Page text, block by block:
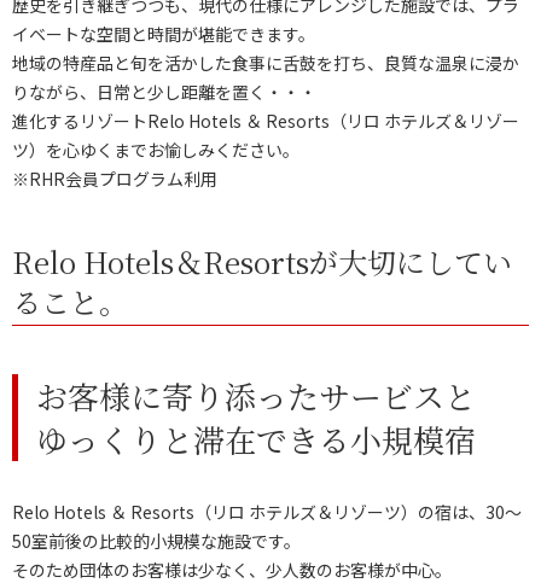
イベートな空間と時間が堪能できます。
地域の特産品と旬を活かした食事に舌鼓を打ち、良質な温泉に浸か
りながら、日常と少し距離を置く・・・
進化するリゾートRelo Hotels ＆ Resorts（リロ ホテルズ＆リゾー
ツ）を心ゆくまでお愉しみください。
※RHR会員プログラム利用
Relo Hotels＆Resortsが大切にしてい
ること。
お客様に寄り添ったサービスと
ゆっくりと滞在できる小規模宿
Relo Hotels ＆ Resorts（リロ ホテルズ＆リゾーツ）の宿は、30〜
50室前後の比較的小規模な施設です。
そのため団体のお客様は少なく、少人数のお客様が中心。